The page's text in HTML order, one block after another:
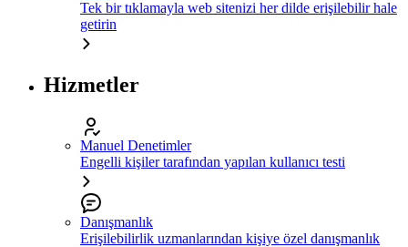
Tek bir tıklamayla web sitenizi her dilde erişilebilir hale
getirin
Hizmetler
Manuel Denetimler
Engelli kişiler tarafından yapılan kullanıcı testi
Danışmanlık
Erişilebilirlik uzmanlarından kişiye özel danışmanlık